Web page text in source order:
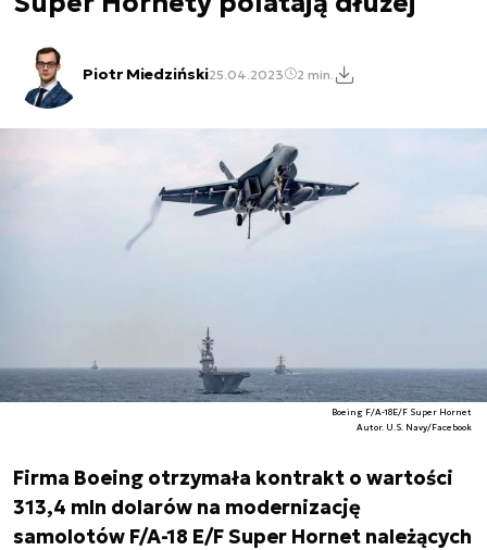
Piotr Miedziński25.04.2023 2 min.
Boeing F/A-18E/F Super Hornet
Autor. U.S. Navy/Facebook
Firma Boeing otrzymała kontrakt o wartości
313,4 mln dolarów na modernizację
samolotów F/A-18 E/F Super Hornet należących